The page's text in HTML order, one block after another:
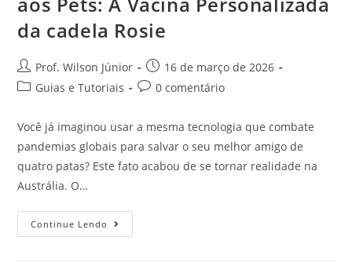
da cadela Rosie
Prof. Wilson Júnior
16 de março de 2026
Guias e Tutoriais
0 comentário
Você já imaginou usar a mesma tecnologia que combate
pandemias globais para salvar o seu melhor amigo de
quatro patas? Este fato acabou de se tornar realidade na
Austrália. O…
Continue Lendo